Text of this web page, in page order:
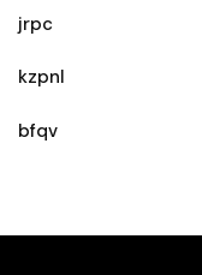
jrpc
kzpnl
bfqv